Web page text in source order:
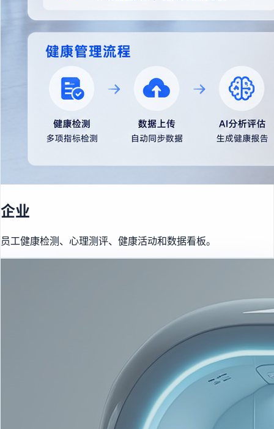
企业
员工健康检测、心理测评、健康活动和数据看板。